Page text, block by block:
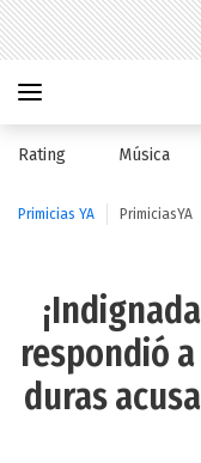
Rating Música
Primicias YA PrimiciasYA
respondió
duras